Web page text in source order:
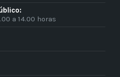
a 14.00 horas